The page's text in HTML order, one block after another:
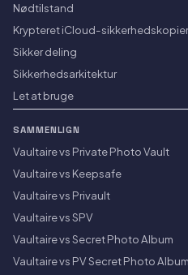
Nødtilstand
Krypteret iCloud-
Sikker deling
Sikkerhedsarkitektur
Let at bruge
SAMMENLIGN
Vaultaire vs Private Photo Vault
Vaultaire vs Keepsafe
Vaultaire vs Privault
Vaultaire vs SPV
Vaultaire vs Secret Photo Album
Vaultaire vs PV Secret Photo Album